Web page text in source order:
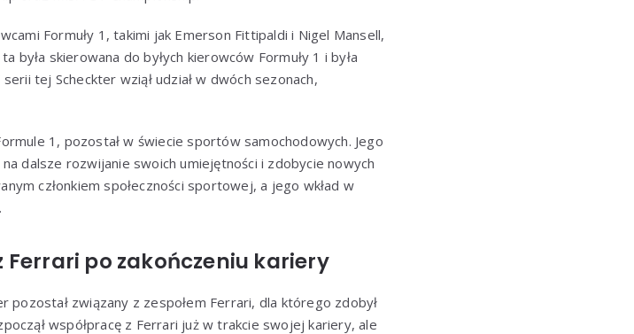
Formuły 1, takimi jak Emerson Fittipaldi i Nigel Mansell,
była skierowana do byłych kierowców Formuły 1 i była
tej Scheckter wziął udział w dwóch sezonach,
1, pozostał w świecie sportów samochodowych. Jego
dalsze rozwijanie swoich umiejętności i zdobycie nowych
członkiem społeczności sportowej, a jego wkład w
Ferrari po zakończeniu kariery
pozostał związany z zespołem Ferrari, dla którego zdobył
współpracę z Ferrari już w trakcie swojej kariery, ale